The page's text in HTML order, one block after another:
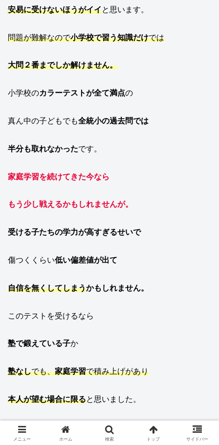
安易に受けないほうがイイと思います。
問題が難解なので小学校で習う知識だけでは
大問２番までしか解けません。
小学校のカラーテストが全て満点の
真ん中の子どもでも全統小の過去問では
半分も取れなかったです。
家庭学習を続けてきた今なら
もう少し戦えるかもしれませんが。
受ける子たちの学力が高すぎるせいで
傷つくくらい低い偏差値が出て
自信を無くしてしまうかもしれません。
このテストを受けるなら
塾で鍛えている子か
塾なしでも、家庭学習で積み上げがあり
本人が望む場合に限ると思いました。
我が家は、まん中の子どもが
メニュー ホーム 検索 トップ サイドバー